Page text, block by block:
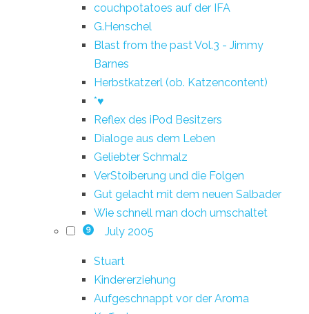
couchpotatoes auf der IFA
G.Henschel
Blast from the past Vol.3 - Jimmy
Barnes
Herbstkatzerl (ob. Katzencontent)
*♥
Reflex des iPod Besitzers
Dialoge aus dem Leben
Geliebter Schmalz
VerStoiberung und die Folgen
Gut gelacht mit dem neuen Salbader
Wie schnell man doch umschaltet
9 July 2005
Stuart
Kindererziehung
Aufgeschnappt vor der Aroma